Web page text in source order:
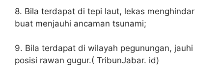
8. Bila terdapat di tepi laut, lekas menghindar
buat menjauhi ancaman tsunami;
9. Bila terdapat di wilayah pegunungan, jauhi
posisi rawan gugur.( TribunJabar. id)